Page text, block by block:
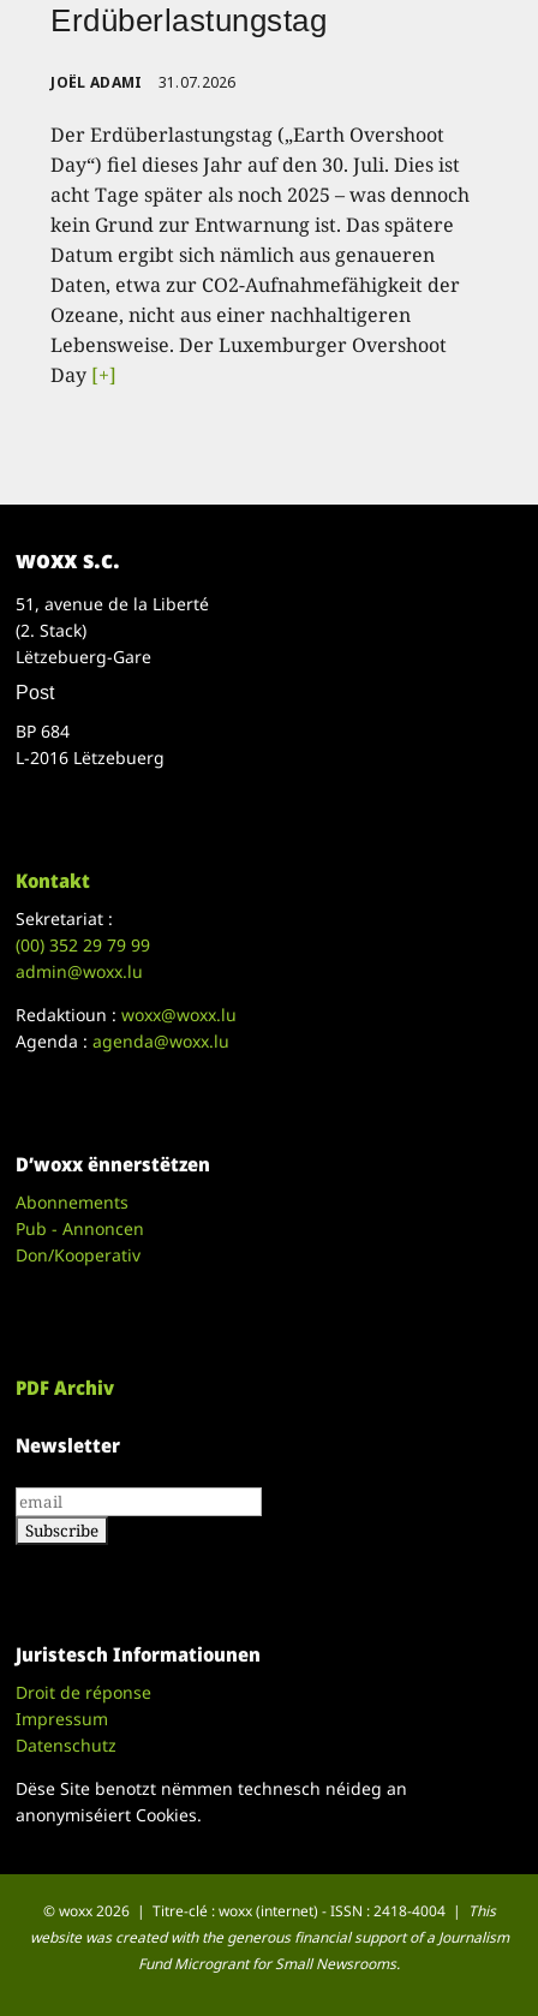
Erdüberlastungstag
JOËL ADAMI 31.07.2026
Der Erdüberlastungstag („Earth Overshoot
Day“) fiel dieses Jahr auf den 30. Juli. Dies ist
acht Tage später als noch 2025 – was dennoch
kein Grund zur Entwarnung ist. Das spätere
Datum ergibt sich nämlich aus genaueren
Daten, etwa zur CO2-Aufnahmefähigkeit der
Ozeane, nicht aus einer nachhaltigeren
Lebensweise. Der Luxemburger Overshoot
Day [+]
woxx s.c.
51, avenue de la Liberté
(2. Stack)
Lëtzebuerg-Gare
Post
BP 684
L-2016 Lëtzebuerg
Kontakt
Sekretariat :
(00)352 29 79 99
admin@woxx.lu
Redaktioun :woxx@woxx.lu
Agenda :agenda@woxx.lu
D’woxx ënnerstëtzen
Abonnements
Pub - Annoncen
Don/Kooperativ
PDF Archiv
Newsletter
Juristesch Informatiounen
Droit de réponse
Impressum
Datenschutz
Dëse Site benotzt nëmmen technesch néideg an
anonymiséiert Cookies.
© woxx 2026 | Titre-clé : woxx (internet) - ISSN : 2418-4004 |
This
website was created with the generous financial support of a Journalism
Fund Microgrant for Small Newsrooms.